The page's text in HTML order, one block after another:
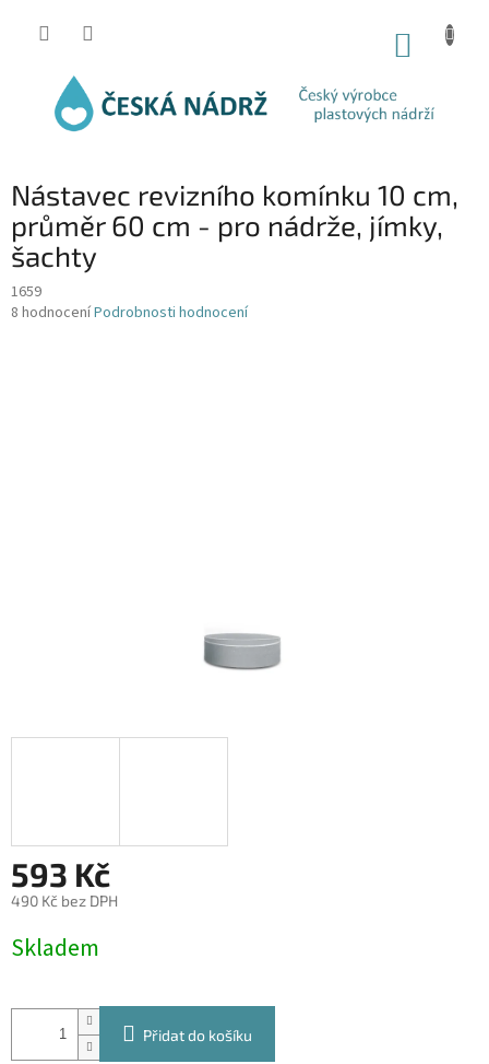
Nástavec revizního komínku 10 cm,
průměr 60 cm - pro nádrže, jímky,
šachty
1659
Průměrné
8 hodnoceníPodrobnosti hodnocení
593 Kč
490 Kč bez DPH
cena:
Skladem
Přidat do košíku